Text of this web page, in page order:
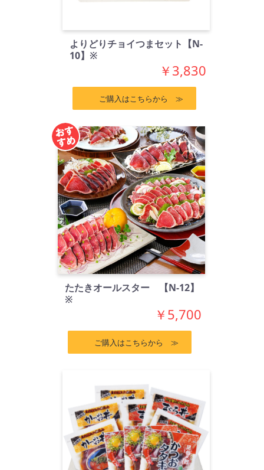
よりどりチョイつまセット【N-
10】※
￥3,830
ご購入はこちらから ≫
たたきオールスター 【N-12】
※
￥5,700
ご購入はこちらから ≫